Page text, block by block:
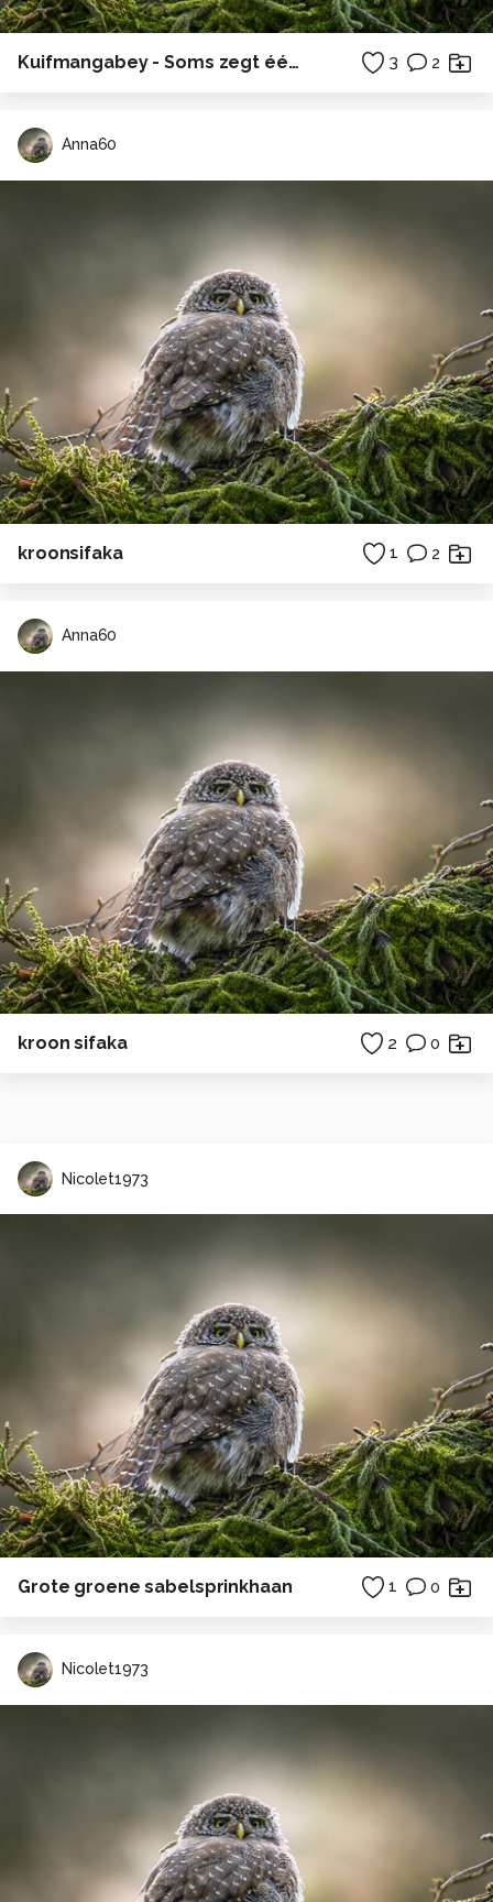
Kuifmangabey - Soms zegt één blik meer dan duizend woorden... ✨ 3 2
Anna60
kroonsifaka 1 2
Anna60
kroon sifaka 2 0
Nicolet1973
Grote groene sabelsprinkhaan 1 0
Nicolet1973